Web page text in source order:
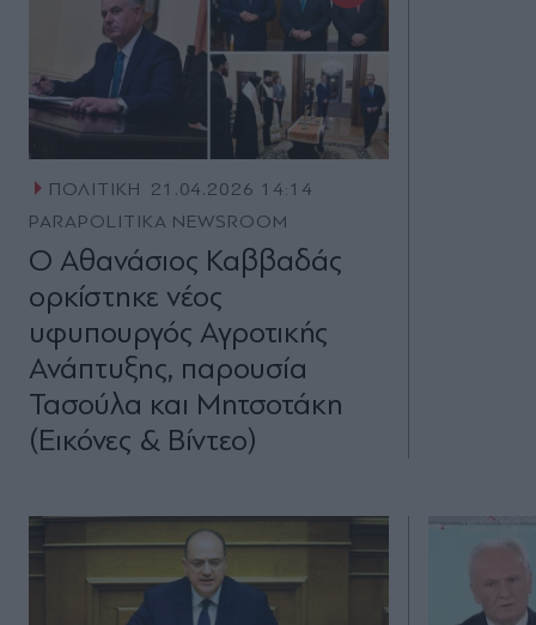
ΠΟΛΙΤΙΚΗ
21.04.2026 14:14
PARAPOLITIKA NEWSROOM
Ο Αθανάσιος Καββαδάς
ορκίστηκε νέος
υφυπουργός Αγροτικής
Ανάπτυξης, παρουσία
Τασούλα και Μητσοτάκη
(Εικόνες & Βίντεο)